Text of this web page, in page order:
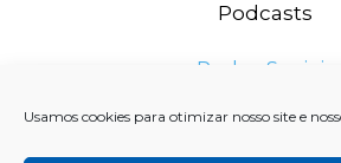
Usamos cookies para otimizar nosso site e
Podcasts
Redes Sociais